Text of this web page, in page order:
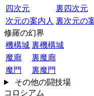
四次元
裏四次元
次元の案内人 裏次元の
修羅の幻界
機構城 裏機構城
魔廊
裏魔廊
魔門
裏魔門
その他の闘技場
コロシアム